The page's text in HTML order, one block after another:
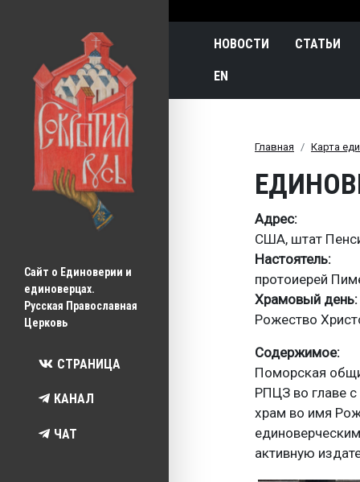
Сайт о Единоверии и
единоверцах.
Русская Православная
Церковь
СТРАНИЦА
КАНАЛ
ЧАТ
Main
НОВОСТИ СТАТЬИ
EN
Главная Карта
Адрес
США, штат
Настоятель
протоиерей
Храмовый день
Рожество
Содержимое
Поморская
РПЦЗ во главе
храм во имя
активную